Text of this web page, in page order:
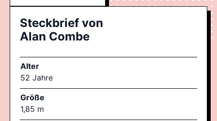
Steckbrief von
Alan Combe
Alter
52 Jahre
Größe
1,85 m